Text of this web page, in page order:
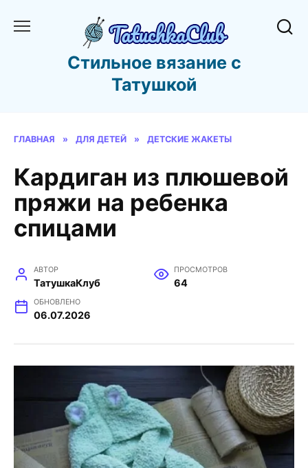
Стильное вязание с
Татушкой
ГЛАВНАЯ » ДЛЯ ДЕТЕЙ » ДЕТСКИЕ ЖАКЕТЫ
Кардиган из плюшевой
пряжи на ребенка
спицами
АВТОР
ТатушкаКлуб
ПРОСМОТРОВ
64
ОБНОВЛЕНО
06.07.2026